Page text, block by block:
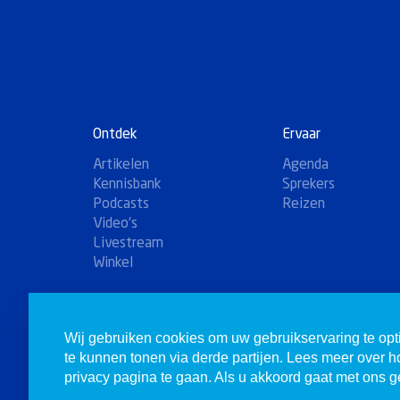
Ontdek
Artikelen
Kennisbank
Podcasts
Video's
Livestream
Winkel
Ervaar
Agenda
Sprekers
Reizen
© 1980-2026 Christenen voor Israël. Alle rechten
Wij gebruiken cookies om uw gebruikservaring te
te kunnen tonen via derde partijen. Lees meer over
privacy pagina te gaan. Als u akkoord gaat met ons